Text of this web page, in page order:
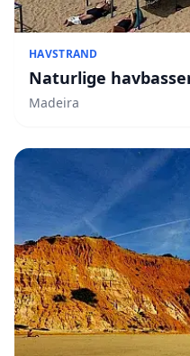
HAVSTRAND
Naturlige
Madeira